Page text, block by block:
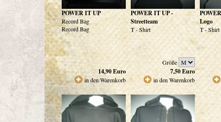
POWER IT UP
Record Bag
Record Bag
14,90Euro
in den Warenkorb
POWER IT UP -
Streetteam
T - Shirt
Größe
7,50Euro
in den Warenkorb
Logo
T - Shirt